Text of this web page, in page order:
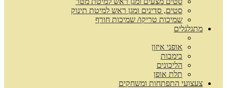
סטים, סדינים ומגן ראש למיטת תינוק
שמיכות טריקו/ שמיכות חורף
מתגלגלים
אופני איזון
בימבות
הליכונים
תלת אופן
צעצועי התפתחות ומשחקים